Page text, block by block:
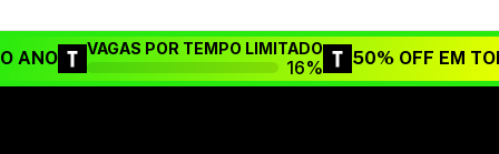
ANO VAGAS POR TEMPO LIMITADO
16% 50% OFF EM